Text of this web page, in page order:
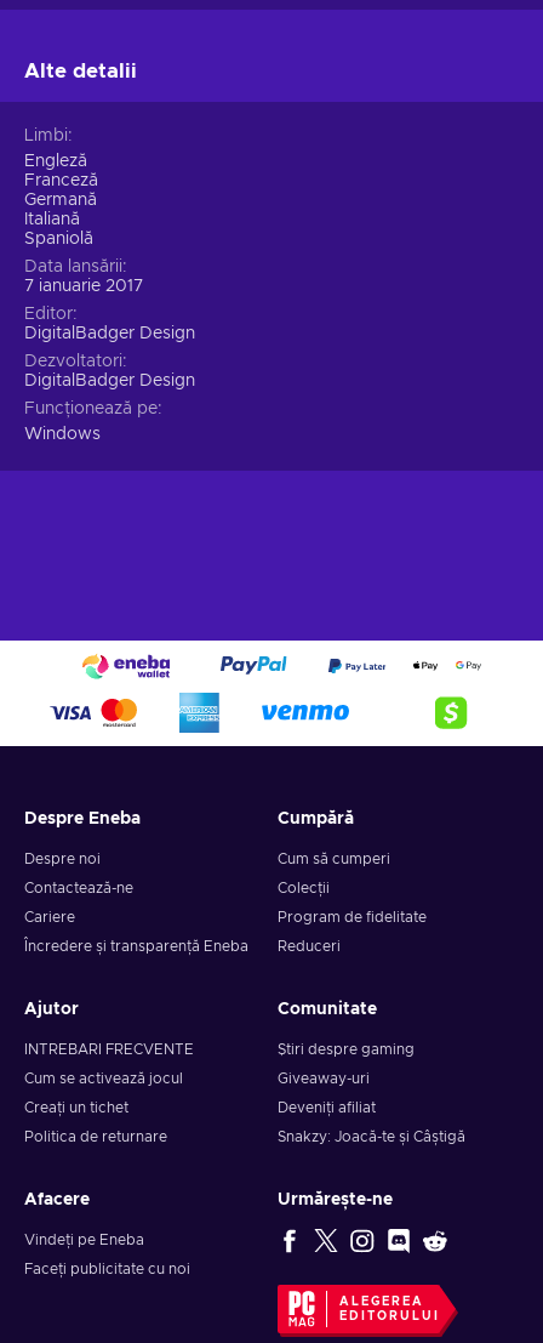
Alte detalii
Limbi
Engleză
Franceză
Germană
Italiană
Spaniolă
Data lansării
7 ianuarie 2017
Editor
DigitalBadger Design
Dezvoltatori
DigitalBadger Design
Funcționează pe
Windows
Despre Eneba
Despre noi
Contactează-ne
Cariere
Încredere și transparență Eneba
Cumpără
Cum să cumperi
Colecții
Program de fidelitate
Reduceri
Ajutor
INTREBARI FRECVENTE
Cum se activează jocul
Creați un tichet
Politica de returnare
Comunitate
Știri despre gaming
Giveaway-uri
Deveniți afiliat
Snakzy: Joacă-te și Câștigă
Afacere
Vindeți pe Eneba
Faceți publicitate cu noi
Urmărește-ne
ALEGEREA
EDITORULUI